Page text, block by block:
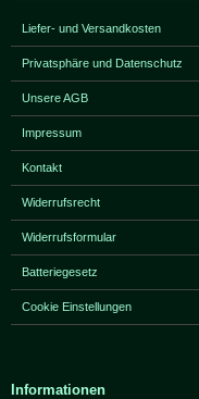
Liefer- und Versandkosten
Privatsphäre und Datenschutz
Unsere AGB
Impressum
Kontakt
Widerrufsrecht
Widerrufsformular
Batteriegesetz
Cookie Einstellungen
Informationen